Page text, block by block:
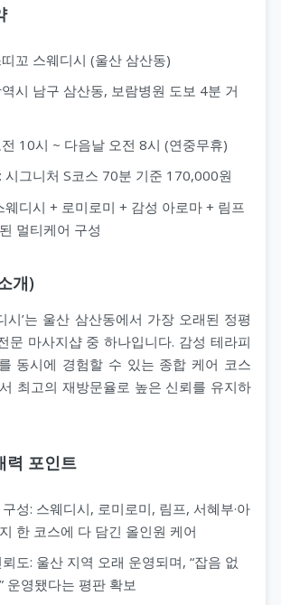
꼬 스웨디시 (울산 삼산동)
시 남구 삼산동, 보람병원 도보 4분 거
10시 ~ 다음날 오전 8시 (연중무휴)
시그니처 S코스 70분 기준 170,000원
웨디시 + 로미로미 + 감성 아로마 + 림프
멀티케어 구성
개)
시’는 울산 삼산동에서 가장 오래된 정평
문 마사지샵 중 하나입니다. 감성 테라피
동시에 경험할 수 있는 종합 케어 코스
최고의 재방문율로 높은 신뢰를 유지하
력 포인트
성: 스웨디시, 로미로미, 림프, 서혜부·아
한 코스에 다 담긴 올인원 케어
도: 울산 지역 오래 운영되며, “잡음 없
운영됐다는 평판 확보